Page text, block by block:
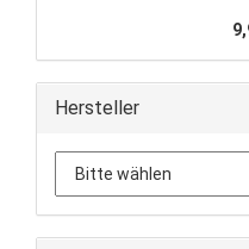
Hersteller